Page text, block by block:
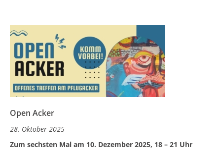
Open Acker
28. Oktober 2025
Zum sechsten Mal am 10. Dezember 2025, 18 – 21 Uhr